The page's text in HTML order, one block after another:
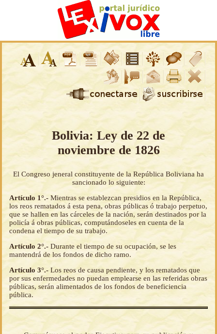
Bolivia: Ley de 22 de
noviembre de 1826
El Congreso jeneral constituyente de la República Boliviana ha
sancionado lo siguiente:
Artículo 1°.- Mientras se establezcan presidios en la República,
los reos rematados á esta pena, obras públicas ó trabajo perpetuo,
que se hallen en las cárceles de la nación, serán destinados por la
policía á obras públicas, computándoseles en cuenta de la
condena el tiempo de su trabajo.
Artículo 2°.- Durante el tiempo de su ocupación, se les
mantendrá de los fondos de dicho ramo.
Artículo 3°.- Los reos de causa pendiente, y los rematados que
por sus enfermedades no puedan emplearse en las referidas obras
públicas, serán alimentados de los fondos de beneficiencia
pública.